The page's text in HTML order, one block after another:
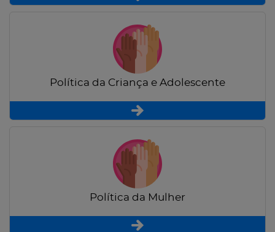
Política da Criança e Adolescente
Política da Mulher